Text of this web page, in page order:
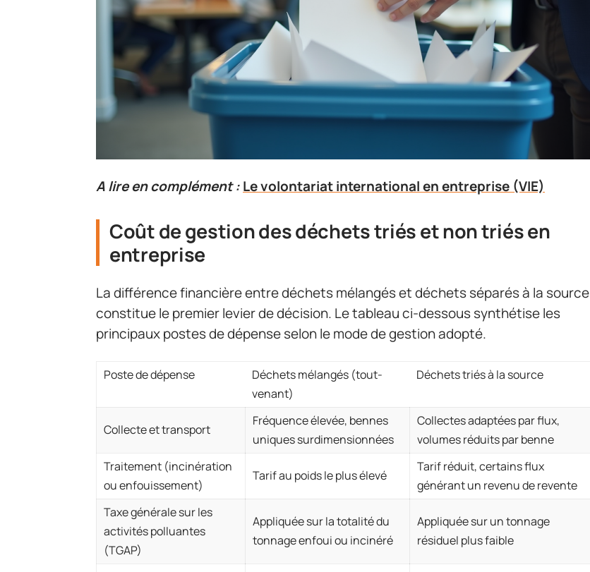
A lire en complément :Le volontariat international en entreprise (VIE)
Coût de gestion des déchets triés et non triés en
entreprise
La différence financière entre déchets mélangés et déchets séparés à la source
constitue le premier levier de décision. Le tableau ci-dessous synthétise les
principaux postes de dépense selon le mode de gestion adopté.
Poste de dépense
Déchets mélangés (tout-
venant)
Déchets triés à la source
Collecte et transport
Fréquence élevée, bennes
uniques surdimensionnées
Collectes adaptées par flux,
volumes réduits par benne
Traitement (incinération
ou enfouissement)
Tarif au poids le plus élevé
Tarif réduit, certains flux
générant un revenu de revente
Taxe générale sur les
activités polluantes
(TGAP)
Appliquée sur la totalité du
tonnage enfoui ou incinéré
Appliquée sur un tonnage
résiduel plus faible